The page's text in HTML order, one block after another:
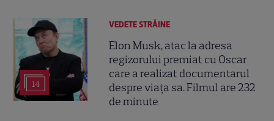
14
VEDETE STRĂINE
Elon Musk, atac la adresa
regizorului premiat cu Oscar
care a realizat documentarul
despre viața sa. Filmul are 232
de minute